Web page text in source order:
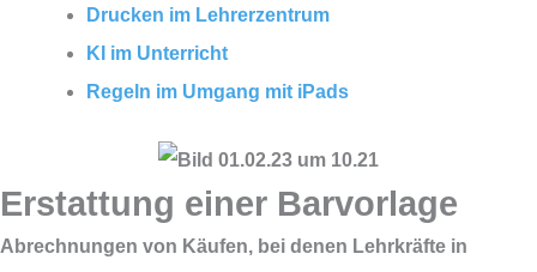
Drucken im Lehrerzentrum
KI im Unterricht
Regeln im Umgang mit iPads
Erstattung einer Barvorlage
Abrechnungen von Käufen, bei denen Lehrkräfte in